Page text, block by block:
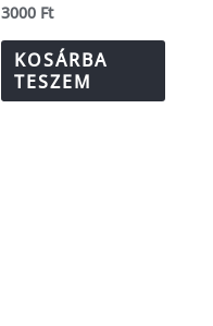
3000 Ft
KOSÁRBA
TESZEM